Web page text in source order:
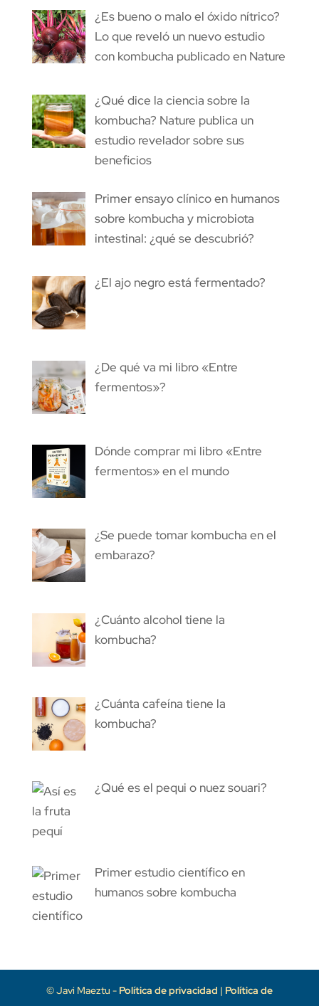
¿Es bueno o malo el óxido nítrico?
Lo que reveló un nuevo estudio
con kombucha publicado en Nature
¿Qué dice la ciencia sobre la
kombucha? Nature publica un
estudio revelador sobre sus
beneficios
Primer ensayo clínico en humanos
sobre kombucha y microbiota
intestinal: ¿qué se descubrió?
¿El ajo negro está fermentado?
¿De qué va mi libro «Entre
fermentos»?
Dónde comprar mi libro «Entre
fermentos» en el mundo
¿Se puede tomar kombucha en el
embarazo?
¿Cuánto alcohol tiene la
kombucha?
¿Cuánta cafeína tiene la
kombucha?
¿Qué es el pequi o nuez souari?
Primer estudio científico en
humanos sobre kombucha
© Javi Maeztu - Política de privacidad | Política de